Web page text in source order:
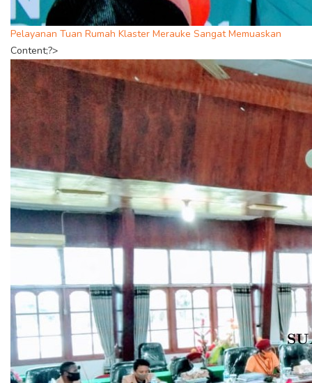
Pelayanan Tuan Rumah Klaster Merauke Sangat Memuaskan
Content;?>